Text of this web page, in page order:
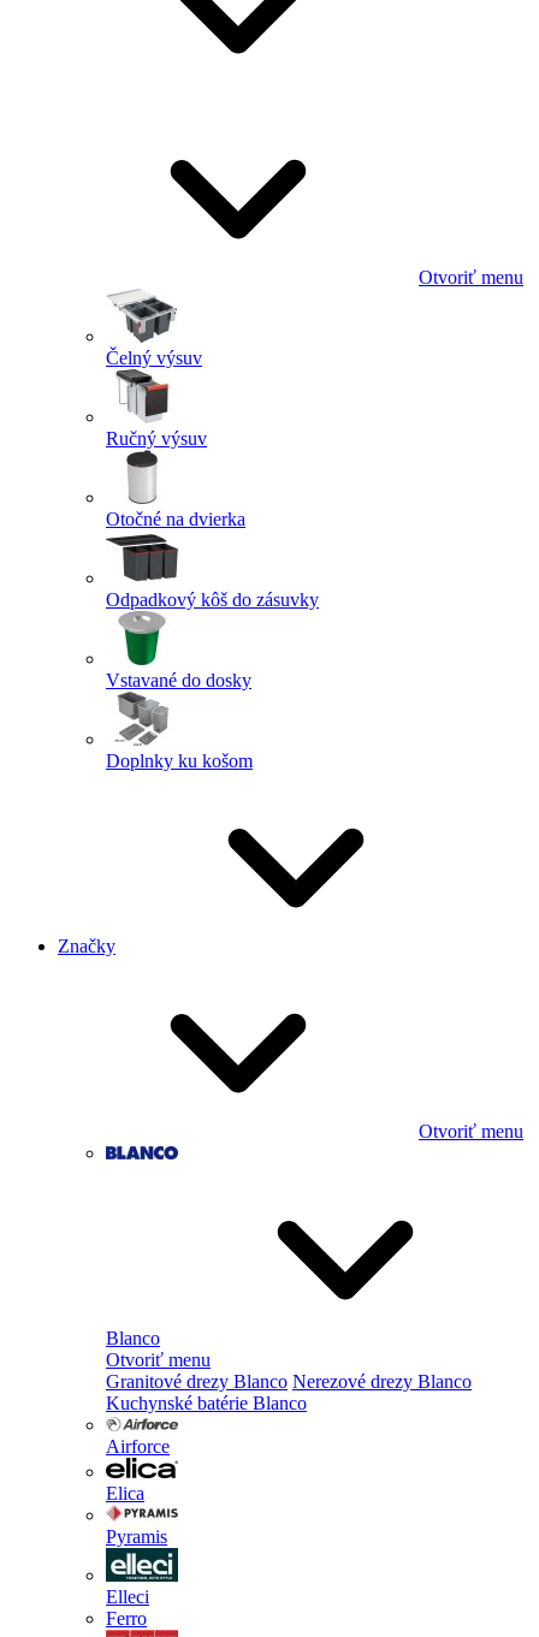
Otvoriť menu
Čelný výsuv
Ručný výsuv
Otočné na dvierka
Odpadkový kôš do zásuvky
Vstavané do dosky
Doplnky ku košom
Značky
Otvoriť menu
Blanco
Otvoriť menu
Granitové drezy Blanco Nerezové drezy Blanco
Kuchynské batérie Blanco
Airforce
Elica
Pyramis
Elleci
Ferro